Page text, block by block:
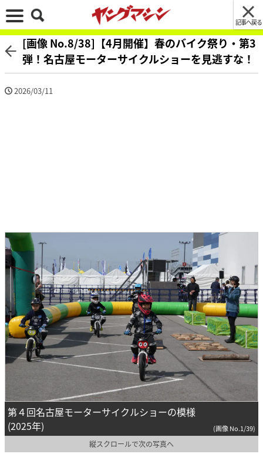
記事へ戻る
[画像 No.8/38]【4月開催】春のバイク祭り・第3
弾！名古屋モーターサイクルショーを見逃すな！
2026/03/11
第４回名古屋モーターサイクルショーの模様
(2025年)
(画像 No.1/39)
縦スクロールで次の写真へ